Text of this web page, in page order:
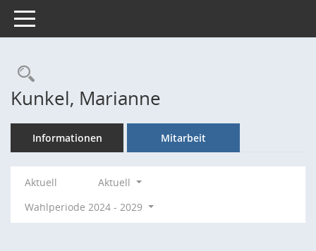
Toggle navigation
Rechercheauswahl
Kunkel, Marianne
Informationen Mitarbeit
Aktuell
Aktuell
Wahlperiode 2024 - 2029